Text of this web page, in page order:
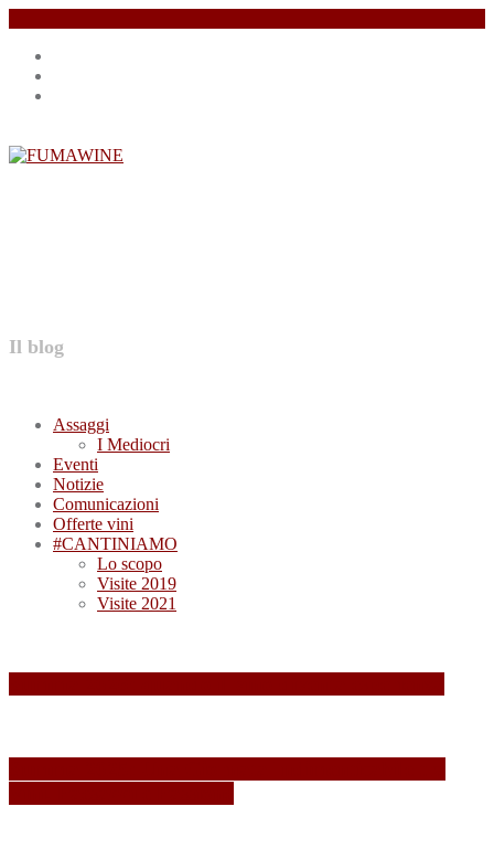
Salta
contenuto
Il blog
Assaggi
I Mediocri
Eventi
Notizie
Comunicazioni
Offerte vini
#CANTINIAMO
Lo scopo
Visite 2019
Visite 2021